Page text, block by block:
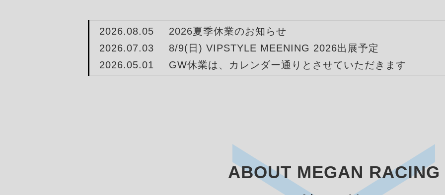
2026.08.05
2026夏季休業のお知らせ
2026.07.03
8/9(日) VIPSTYLE MEENING 2026出展予定
2026.05.01
GW休業は、カレンダー通りとさせていただきます
ABOUT MEGAN RACING